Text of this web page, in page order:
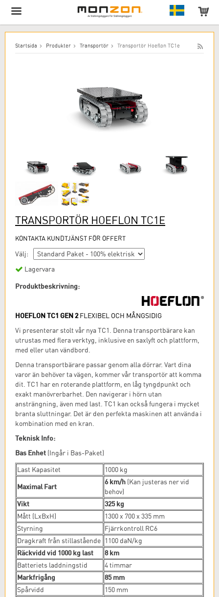
Produkten har lagts till i varukorgen!
Startsida Produkter Transportör Transportör Hoeflon TC1e
TRANSPORTÖR HOEFLON TC1E
KONTAKTA KUNDTJÄNST FÖR OFFERT
Välj:
Lagervara
Produktbeskrivning:
HOEFLON TC1 GEN 2FLEXIBEL OCH MÅNGSIDIG
Vi presenterar stolt vår nya TC1. Denna transportbärare kan
utrustas med flera verktyg, inklusive en saxlyft och plattform,
med eller utan vändbord.
Denna transportbärare passar genom alla dörrar. Vart dina
varor än behöver ta vägen, kommer vår transportör att komma
dit. TC1 har en roterande plattform, en låg tyngdpunkt och
exakt manövrerbarhet. Den navigerar i hörn utan
ansträngning, även med last. TC1 kan också fungera i mycket
branta sluttningar. Det är den perfekta maskinen att använda i
kombination med en kran.
Teknisk Info:
Bas Enhet (Ingår i Bas-Paket)
Last Kapasitet 1000 kg
Maximal Fart
6 km/h (Kan justeras ner vid
behov)
Vikt 325 kg
Mått (LxBxH)
1300 x 700 x 335 mm
Styrning
Fjärrkontroll RC6
Dragkraft från stillastående 1100 daN/kg
Räckvidd vid 1000 kg last 8 km
Batteriets laddningstid 4 timmar
Markfrigång 85 mm
Spårvidd
150 mm